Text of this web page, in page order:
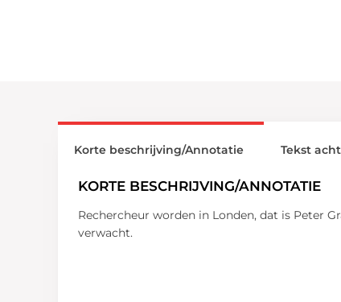
Korte beschrijving/Annotatie
KORTE BESCHRIJVING/ANNOTATIE
Rechercheur worden in Londen, dat is Peter
verwacht.
Tekst